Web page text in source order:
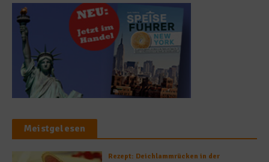
Meistgelesen
Rezept: Deichlammrücken in der